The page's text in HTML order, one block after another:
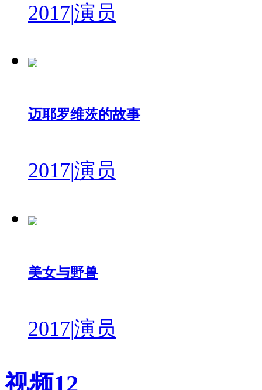
2017|演员
迈耶罗维茨的故事
2017|演员
美女与野兽
2017|演员
视频12